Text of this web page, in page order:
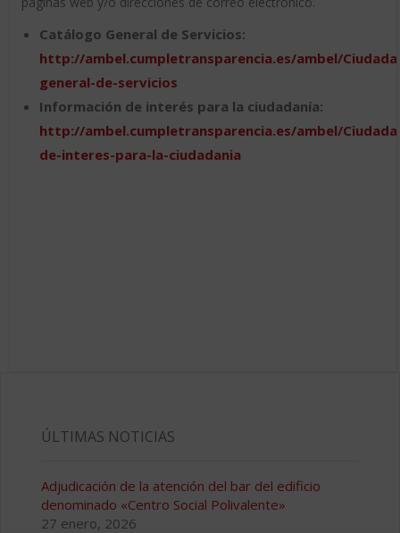
Catálogo General de Servicios:
http://ambel.cumpletransparencia.es/ambel/
general-de-servicios
Información de interés para la ciudadanía:
http://ambel.cumpletransparencia.es/ambel/
de-interes-para-la-ciudadania
ÚLTIMAS NOTICIAS
Adjudicación de la atención del bar del edificio
denominado «Centro Social Polivalente»
27 enero, 2026